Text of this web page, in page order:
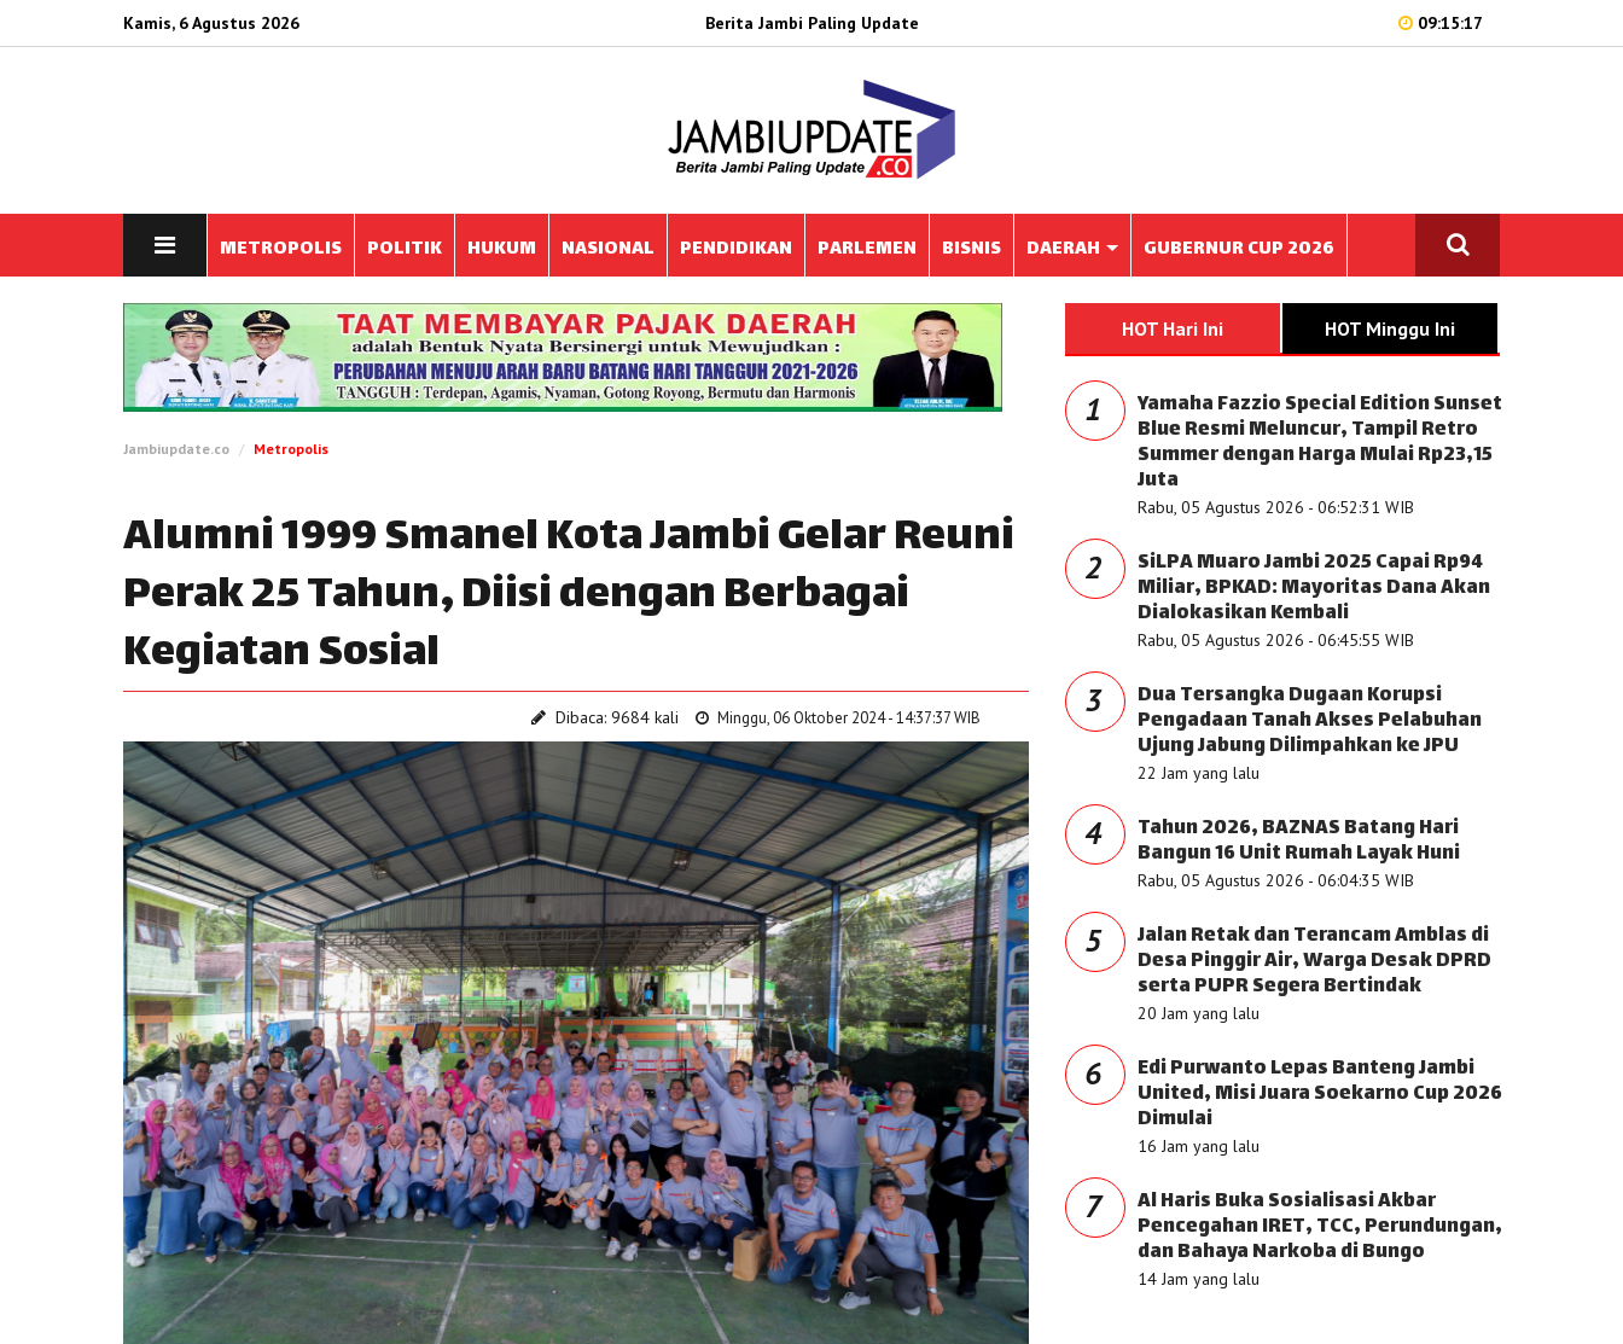
Kamis, 6 Agustus 2026 Berita Jambi Paling Update 09:15:17
METROPOLIS POLITIK HUKUM NASIONAL PENDIDIKAN PARLEMEN BISNIS DAERAH GUBERNUR CUP 2026
Jambiupdate.co Metropolis
Alumni 1999 Smanel Kota Jambi Gelar Reuni
Perak 25 Tahun, Diisi dengan Berbagai
Kegiatan Sosial
Dibaca: 9684 kali Minggu, 06 Oktober 2024 - 14:37:37 WIB
HOT Hari Ini HOT Minggu Ini
1 Yamaha Fazzio Special Edition Sunset
Blue Resmi Meluncur, Tampil Retro
Summer dengan Harga Mulai Rp23,15
Juta
Rabu, 05 Agustus 2026 - 06:52:31 WIB
2 SiLPA Muaro Jambi 2025 Capai Rp94
Miliar, BPKAD: Mayoritas Dana Akan
Dialokasikan Kembali
Rabu, 05 Agustus 2026 - 06:45:55 WIB
3 Dua Tersangka Dugaan Korupsi
Pengadaan Tanah Akses Pelabuhan
Ujung Jabung Dilimpahkan ke JPU
22 Jam yang lalu
4 Tahun 2026, BAZNAS Batang Hari
Bangun 16 Unit Rumah Layak Huni
Rabu, 05 Agustus 2026 - 06:04:35 WIB
5 Jalan Retak dan Terancam Amblas di
Desa Pinggir Air, Warga Desak DPRD
serta PUPR Segera Bertindak
20 Jam yang lalu
6 Edi Purwanto Lepas Banteng Jambi
United, Misi Juara Soekarno Cup 2026
Dimulai
16 Jam yang lalu
7 Al Haris Buka Sosialisasi Akbar
Pencegahan IRET, TCC, Perundungan,
dan Bahaya Narkoba di Bungo
14 Jam yang lalu